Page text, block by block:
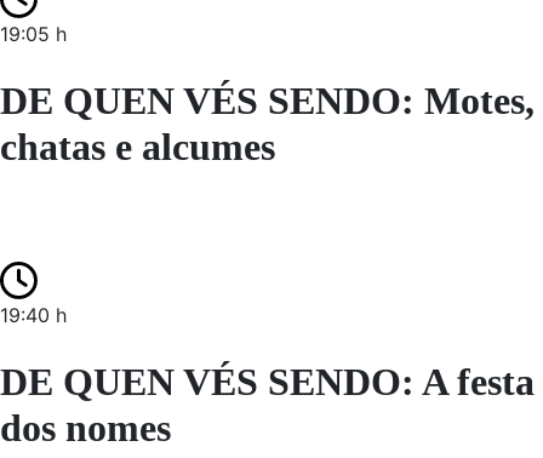
19:05 h
DE QUEN VÉS SENDO: Motes,
chatas e alcumes
19:40 h
DE QUEN VÉS SENDO: A festa
dos nomes